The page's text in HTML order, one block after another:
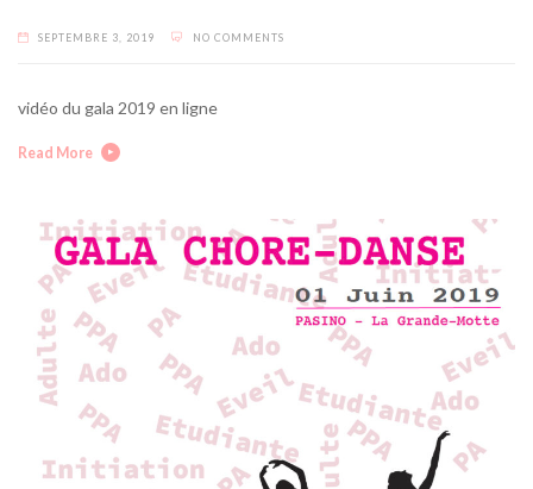
SEPTEMBRE 3, 2019 NO COMMENTS
vidéo du gala 2019 en ligne
Read More